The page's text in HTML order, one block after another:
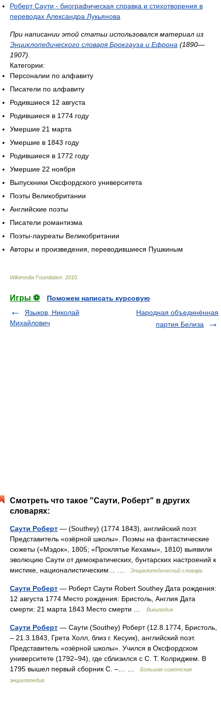
Роберт Саути - биографическая справка и стихотворения в
переводах Александра Лукьянова
При написании этой статьи использовался материал из
Энциклопедического словаря Брокгауза и Ефрона (1890—
1907).
Категории:
Персоналии по алфавиту
Писатели по алфавиту
Родившиеся 12 августа
Родившиеся в 1774 году
Умершие 21 марта
Умершие в 1843 году
Родившиеся в 1772 году
Умершие 22 ноября
Выпускники Оксфордского университета
Поэты Великобритании
Английские поэты
Писатели романтизма
Поэты-лауреаты Великобритании
Авторы и произведения, переводившиеся Пушкиным
Wikimedia Foundation 2010
Игры ⚽
Поможем написать курсовую
Языков, Николай
Михайлович
Народная объединённая
партия Белиза
Смотреть что такое "Саути, Роберт" в других
словарях:
Саути Роберт — (Southey) (1774 1843), английский поэт.
Представитель «озёрной школы». Поэмы на фантастические
сюжеты («Мэдок», 1805; «Проклятье Кехамы», 1810) выявили
эволюцию Саути от демократических, бунтарских настроений к
мистике, националистическим… …
Энциклопедический словарь
Саути Роберт — Роберт Саути Robert Southey Дата рождения:
12 августа 1774 Место рождения: Бристоль, Англия Дата
смерти: 21 марта 1843 Место смерти …
Википедия
Саути Роберт — Саути (Southey) Роберт (12.8.1774, Бристоль,
‒ 21.3.1843, Грета Холл, близ г. Кесуик), английский поэт.
Представитель «озёрной школы». Учился в Оксфордском
университете (1792‒94), где сблизился с С. Т. Колриджем. В
1795 вышел первый сборник С. ‒… …
Большая советская
энциклопедия